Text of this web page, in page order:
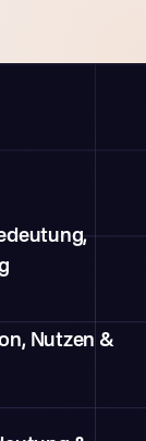
Nutzen &